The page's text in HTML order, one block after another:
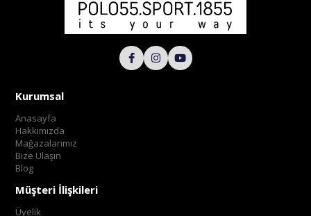
Kurumsal
Anasayfa
Hakkımızda
Mağazalarımız
Bize Ulaşın
Blog
Müşteri İlişkileri
Üyelik